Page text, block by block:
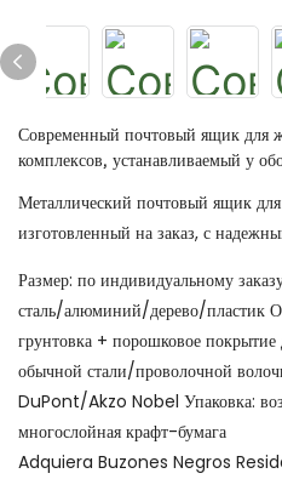
Современный почтовый ящик для
комплексов, устанавливаемый у
Металлический почтовый ящик
изготовленный на заказ, с
Размер: по индивидуальному
сталь/алюминий/дерево/пластик
грунтовка + порошковое
обычной стали/проволочной
DuPont/Akzo Nobel Упаковка:
многослойная крафт-бумага
Adquiera Buzones Negros